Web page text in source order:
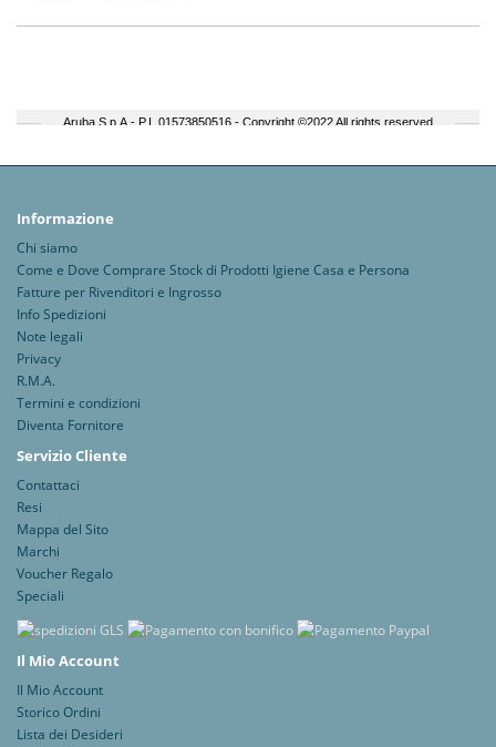
Informazione
Chi siamo
Come e Dove Comprare Stock di Prodotti Igiene Casa e Persona
Fatture per Rivenditori e Ingrosso
Info Spedizioni
Note legali
Privacy
R.M.A.
Termini e condizioni
Diventa Fornitore
Servizio Cliente
Contattaci
Resi
Mappa del Sito
Marchi
Voucher Regalo
Speciali
Il Mio Account
Il Mio Account
Storico Ordini
Lista dei Desideri